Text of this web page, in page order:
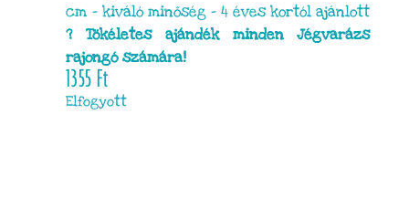
cm – kiváló minőség – 4 éves kortól ajánlott
? Tökéletes ajándék minden Jégvarázs
rajongó számára!
1355Ft
Elfogyott